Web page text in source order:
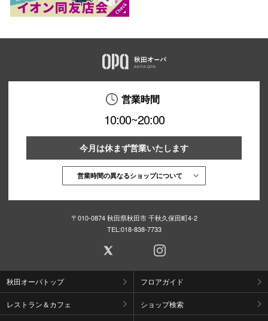
営業時間
10:00~20:00
今月は休まず営業いたします
営業時間の異なるショップについて
〒010-0874 秋田県秋田市 千秋久保田町4-2
TEL:018-838-7733
秋田オーパトップ フロアガイド
レストラン＆カフェ ショップ検索